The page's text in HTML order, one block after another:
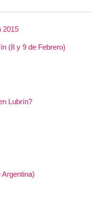
2015
(8 y 9 de Febrero)
Lubrín?